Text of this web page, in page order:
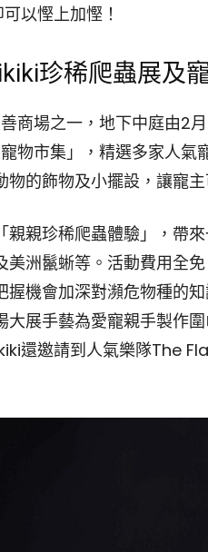
以慳上加慳！
珍稀爬蟲展及寵
商場之一，地下中庭由
物市集」，精選多家人
的飾物及小擺設，讓寵
親珍稀爬蟲體驗」，帶
美洲鬣蜥等。活動費用全
握機會加深對瀕危物種的
大展手藝為愛寵親手製作
還邀請到人氣樂隊The